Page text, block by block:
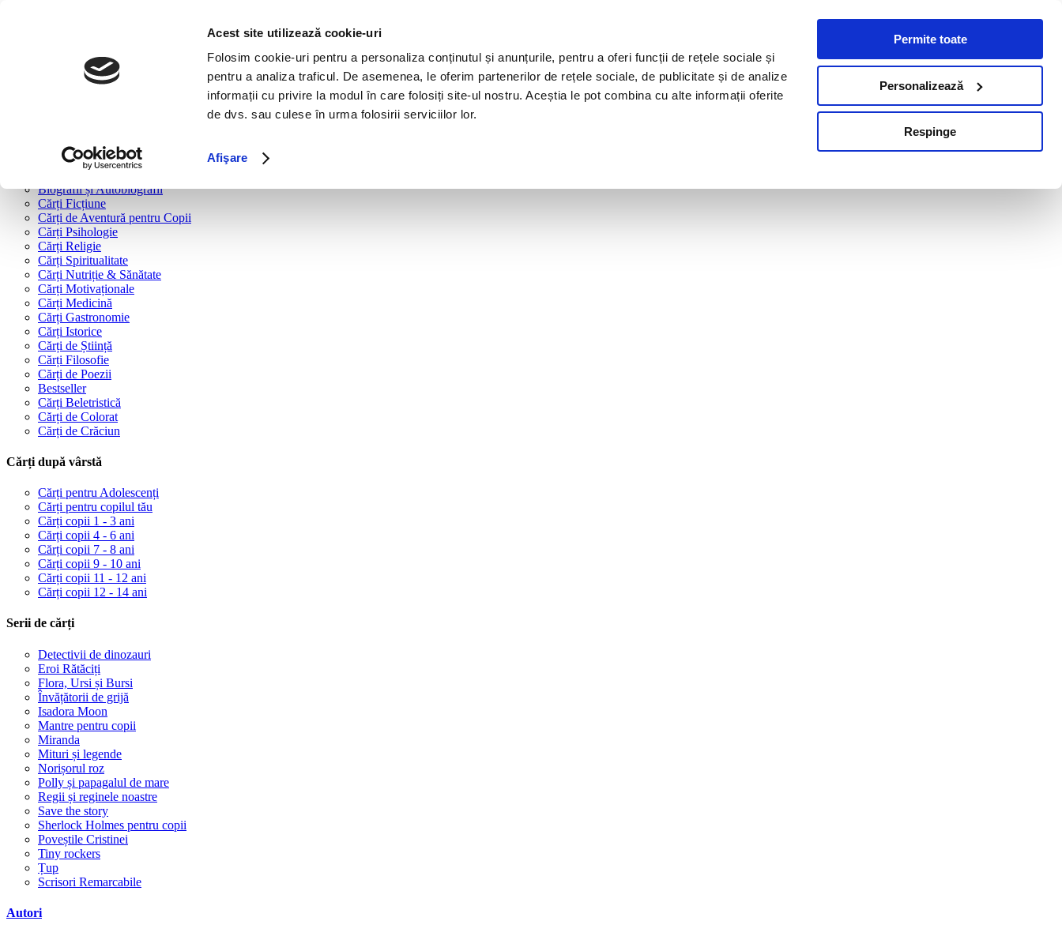
Acest site utilizează cookie-uri
Folosim cookie-uri pentru a personaliza conținutul și anunțurile, pentru a oferi funcții de rețele sociale și
pentru a analiza traficul. De asemenea, le oferim partenerilor de rețele sociale, de publicitate și de analize
informații cu privire la modul în care folosiți site-ul nostru. Aceștia le pot combina cu alte informații oferite
de dvs. sau culese în urma folosirii serviciilor lor.
Afişare
Permite toate
Personalizează
Respinge
Cărți după tipologie
Cărți Dezvoltare Personală
Cărți Familie & Cuplu
Biografii și Autobiografii
Cărți Ficțiune
Cărți de Aventură pentru Copii
Cărți Psihologie
Cărți Religie
Cărți Spiritualitate
Cărți Nutriție & Sănătate
Cărți Motivaționale
Cărți Medicină
Cărți Gastronomie
Cărți Istorice
Cărți de Știință
Cărți Filosofie
Cărți de Poezii
Bestseller
Cărți Beletristică
Cărți de Colorat
Cărți de Crăciun
Cărți după vârstă
Cărți pentru Adolescenți
Cărți pentru copilul tău
Cărți copii 1 - 3 ani
Cărți copii 4 - 6 ani
Cărți copii 7 - 8 ani
Cărți copii 9 - 10 ani
Cărți copii 11 - 12 ani
Cărți copii 12 - 14 ani
Serii de cărți
Detectivii de dinozauri
Eroi Rătăciți
Flora, Ursi și Bursi
Învățătorii de grijă
Isadora Moon
Mantre pentru copii
Miranda
Mituri și legende
Norișorul roz
Polly și papagalul de mare
Regii și reginele noastre
Save the story
Sherlock Holmes pentru copii
Poveștile Cristinei
Tiny rockers
Țup
Scrisori Remarcabile
Autori